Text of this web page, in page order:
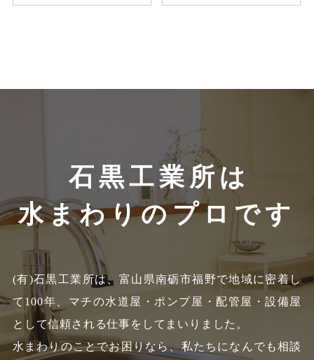
石黒工業所は
水まわりのプロです
(有)石黒工業所は、富山県南砺市福野で地域に密着し
て100年、 マチの水道屋・ポンプ屋・配管屋・設備屋
として信頼される仕事をしてまいりました。
水まわりのことでお困りなら、私たちになんでも相談